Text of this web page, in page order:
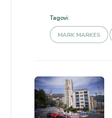
Tagovi:
MARK MARKES
Kretanje
članka